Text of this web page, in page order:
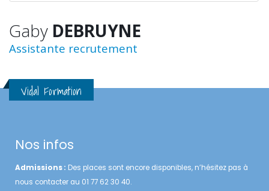
Gaby DEBRUYNE
Assistante recrutement
Vidal Formation
Nos infos
Admissions : Des places sont encore disponibles, n’hésitez pas à
nous contacter au 01 77 62 30 40.